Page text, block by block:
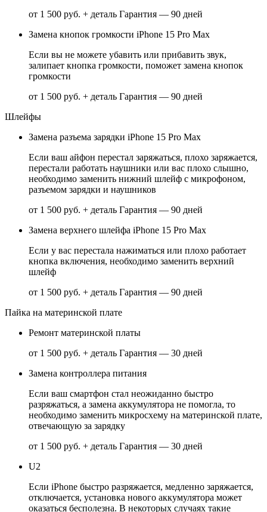
от 1 500 руб. + деталь Гарантия — 90 дней
Замена кнопок громкости iPhone 15 Pro Max
Если вы не можете убавить или прибавить звук,
залипает кнопка громкости, поможет замена кнопок
громкости
от 1 500 руб. + деталь Гарантия — 90 дней
Шлейфы
Замена разъема зарядки iPhone 15 Pro Max
Если ваш айфон перестал заряжаться, плохо заряжается,
перестали работать наушники или вас плохо слышно,
необходимо заменить нижний шлейф с микрофоном,
разъемом зарядки и наушников
от 1 500 руб. + деталь Гарантия — 90 дней
Замена верхнего шлейфа iPhone 15 Pro Max
Если у вас перестала нажиматься или плохо работает
кнопка включения, необходимо заменить верхний
шлейф
от 1 500 руб. + деталь Гарантия — 90 дней
Пайка на материнской плате
Ремонт материнской платы
от 1 500 руб. + деталь Гарантия — 30 дней
Замена контроллера питания
Если ваш смартфон стал неожиданно быстро
разряжаться, а замена аккумулятора не помогла, то
необходимо заменить микросхему на материнской плате,
отвечающую за зарядку
от 1 500 руб. + деталь Гарантия — 30 дней
U2
Если iPhone быстро разряжается, медленно заряжается,
отключается, установка нового аккумулятора может
оказаться бесполезна. В некоторых случаях такие